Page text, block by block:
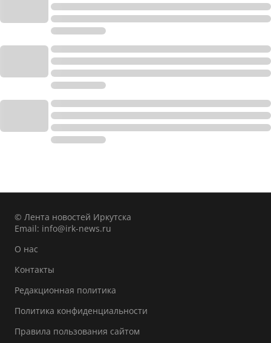
© Лента новостей Иркутска
Email: info@irk-news.ru
О нас
Контакты
Редакционная политика
Политика конфиденциальности
Правила пользования сайтом